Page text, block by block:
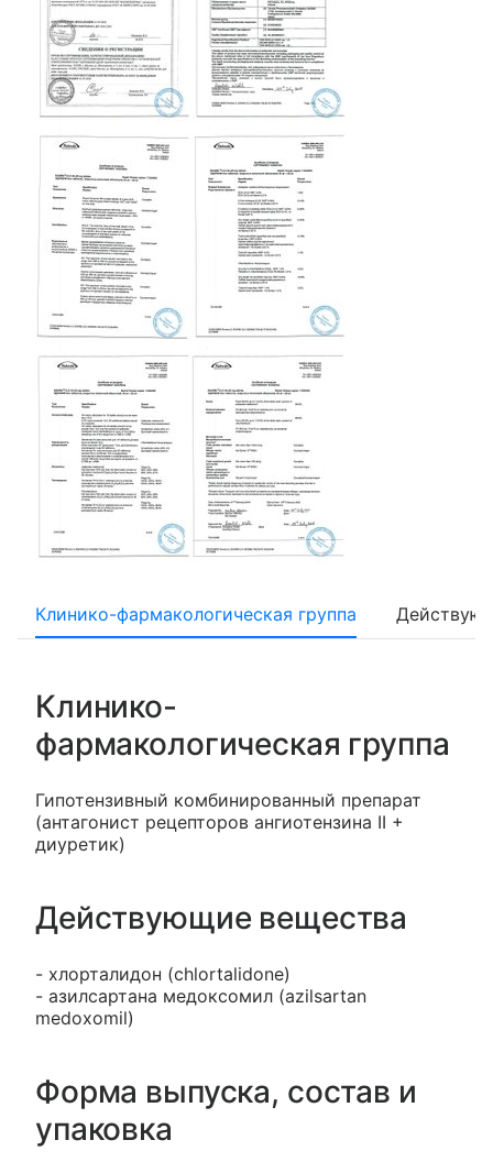
Клинико-фармакологическая группа
Клинико-
фармакологическая группа
Гипотензивный комбинированный препарат
(антагонист рецепторов ангиотензина II +
диуретик)
Действующие вещества
- хлорталидон (chlortalidone)
- азилсартана медоксомил (azilsartan
medoxomil)
Форма выпуска, состав и
упаковка